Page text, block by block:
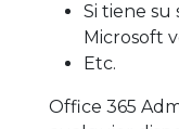
Si tiene
Microsoft
Etc.
Office 365